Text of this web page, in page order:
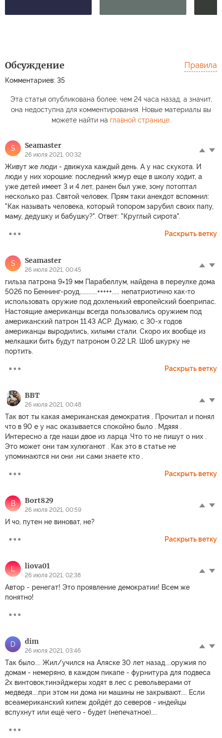
Обсуждение
Комментариев: 35
Правила
Эта статья опубликована более, чем 24 часа назад, а значит,
она недоступна для комментирования. Новые материалы вы
можете найти на главной странице.
S Seamaster
26 июля 2021, 00:32
Живут же люди - движуха каждый день. А у нас скукота. И
люди у них хорошие: последний жмур еще в школу ходит, а
уже детей имеет 3 и 4 лет, ранен был уже, зону потоптал
несколько раз. Святой человек. Прям таки анекдот вспомнил:
"Как называть человека, который топором зарубил своих папу,
маму, дедушку и бабушку?". Ответ: "Круглый сирота".
Раскрыть ветку
S Seamaster
26 июля 2021, 00:45
гильза патрона 9×19 мм Парабеллум, найдена в переулке дома
5026 по Беннинг-роуд,...........+++++..... непатриотично как-то
использовать оружие под дохленький европейский боеприпас.
Настоящие американцы всегда пользовались оружием под
американский патрон 11.43 АСР. Думаю, с 30-х годов
американцы выродились, хилыми стали. Скоро их вообще из
мелкашки бить будут патроном 0.22 LR. Шоб шкурку не
портить.
Раскрыть ветку
ВВТ
26 июля 2021, 00:48
Так вот ты какая американская демократия . Прочитал и понял
что в 90 е у нас оказывается спокойно было . Мдяяя .
Интересно а где наши двое из ларца .Что то не пишут о них .
Это может они там хулюганют . Как это в статье не
упоминаются ни они .ни сами знаете кто .
Раскрыть ветку
B Bort829
26 июля 2021, 00:59
И чо, путен не виноват, не?
Раскрыть ветку
L liova01
26 июля 2021, 02:38
Автор - ренегат! Это проявление демократии! Всем же
понятно!
D dim
26 июля 2021, 03:46
Так было.... Жил/учился на Аляске 30 лет назад....оружия по
домам - немеряно, в каждом пикапе - фурнитура для подвеса
2х винтовок,тинэйджеры ходят в лес с револьверами от
медведя....при этом ни дома ни машины не закрывают.... Если
всеамериканский кипеж дойдёт до северов - индейцы
вспухнут или ещё чего - будет (непечатное)....